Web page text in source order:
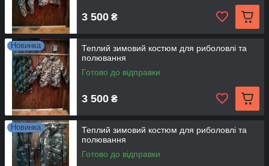
3 500 ₴
Новинка
Теплий зимовий костюм для риболовлі та
полювання
Готово до відправки
3 500 ₴
Новинка
Теплий зимовий костюм для риболовлі та
полювання
Готово до відправки